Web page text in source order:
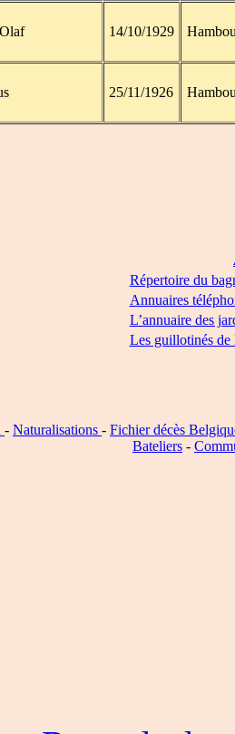
14/10/1929
25/11/1926
Répertoire du
Annuaires
L’annuaire des
Les guillotinés de
- Naturalisations - Fichier décès
Bateliers -